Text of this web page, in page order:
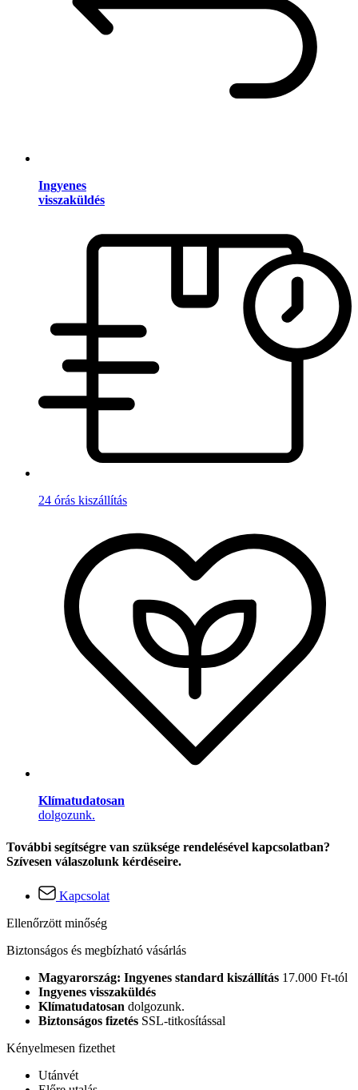
Ingyenes
visszaküldés
24 órás kiszállítás
Klímatudatosan
dolgozunk.
További segítségre van szüksége rendelésével kapcsolatban?
Szívesen válaszolunk kérdéseire.
Kapcsolat
Ellenőrzött minőség
Biztonságos és megbízható vásárlás
Magyarország: Ingyenes standard kiszállítás 17.000 Ft-tól
Ingyenes visszaküldés
Klímatudatosan dolgozunk.
Biztonságos fizetés SSL-titkosítással
Kényelmesen fizethet
Utánvét